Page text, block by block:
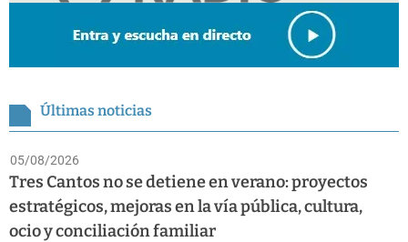
Últimas noticias
05/08/2026
Tres Cantos no se detiene en verano: proyectos
estratégicos, mejoras en la vía pública, cultura,
ocio y conciliación familiar